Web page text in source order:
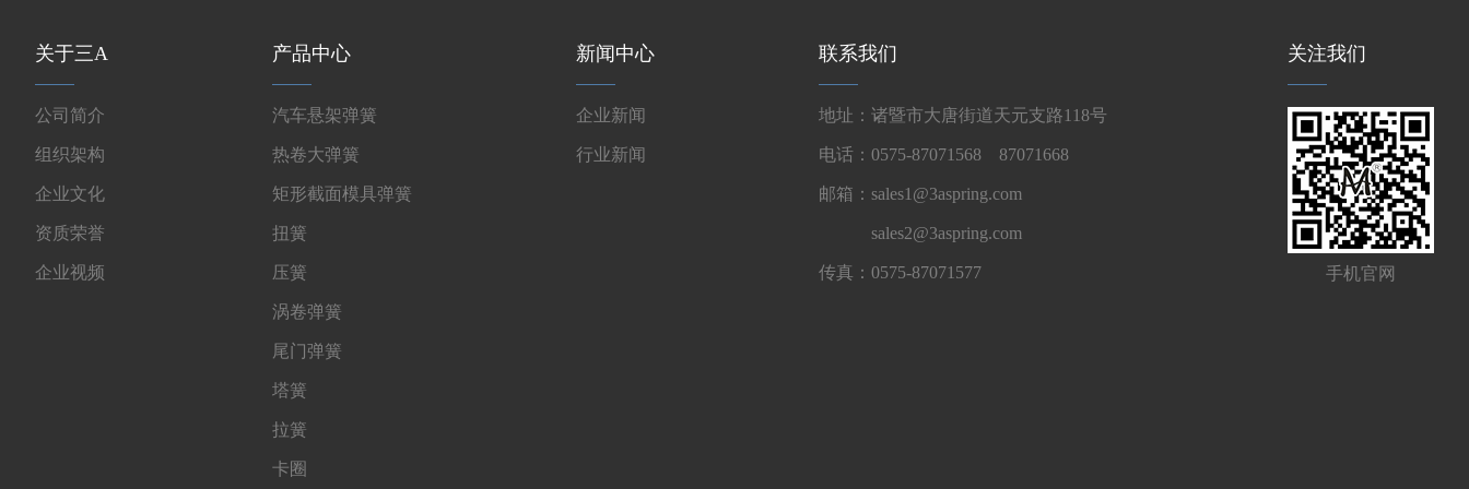
关于三A
公司简介
组织架构
企业文化
资质荣誉
企业视频
产品中心
汽车悬架弹簧
热卷大弹簧
矩形截面模具弹簧
扭簧
压簧
涡卷弹簧
尾门弹簧
塔簧
拉簧
卡圈
新闻中心
企业新闻
行业新闻
联系我们
地址：诸暨市大唐街道天元支路118号
电话：0575-87071568 87071668
邮箱：sales1@3aspring.com
sales2@3aspring.com
传真：0575-87071577
关注我们
手机官网